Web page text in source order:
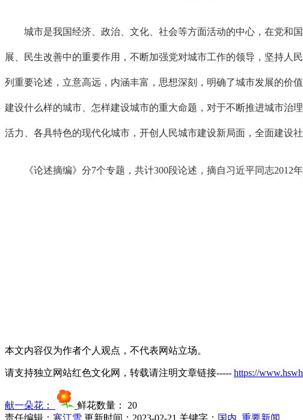
城市是我国经济、政治、文化、社会等方面活动的中心，在党和国
展、民生改善中的重要作用，不断加强党对城市工作的领导，坚持人
列重要论述，立意高远，内涵丰富，思想深刻，明确了城市发展的价
建设什么样的城市、怎样建设城市的重大命题，对于不断推进城市治
活力、各具特色的现代化城市，开创人民城市建设新局面，全面建设
《论述摘编》分7个专题，共计300段论述，摘自习近平同志2012年
本文内容仅为作者个人观点，不代表网站立场。
请支持独立网站红色文化网，转载请注明文章链接----- https://
献一朵花： 鲜花数量： 20
责任编辑： 寒江雪 更新时间：2023-02-21 关键字： 国内 重要新闻